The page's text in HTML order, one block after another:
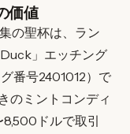
価値
の聖杯は、ラン
」エッチング
番号2401012）で
のミントコンディ
ドルで取引